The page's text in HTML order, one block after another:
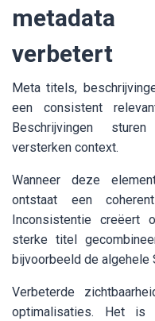
metadata
verbetert
Meta titels,
een consistent
Beschrijvingen
versterken context.
Wanneer deze
ontstaat een
Inconsistentie creëert
sterke titel
bijvoorbeeld de algehele
Verbeterde
optimalisaties. Het is